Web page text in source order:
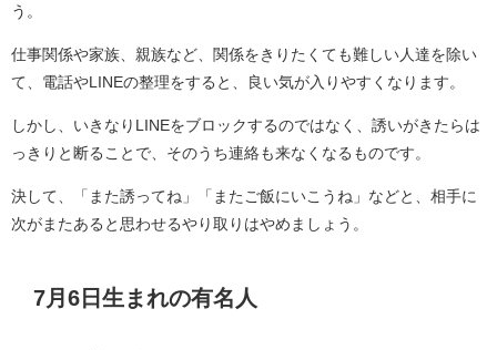
う。
仕事関係や家族、親族など、関係をきりたくても難しい人達を除い
て、電話やLINEの整理をすると、良い気が入りやすくなります。
しかし、いきなりLINEをブロックするのではなく、誘いがきたらは
っきりと断ることで、そのうち連絡も来なくなるものです。
決して、「また誘ってね」「またご飯にいこうね」などと、相手に
次がまたあると思わせるやり取りはやめましょう。
7月6日生まれの有名人